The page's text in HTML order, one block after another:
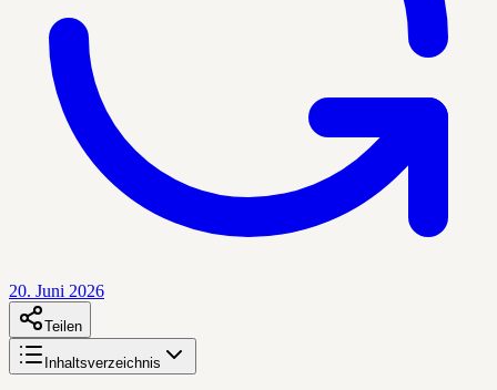
20. Juni 2026
Teilen
Inhaltsverzeichnis